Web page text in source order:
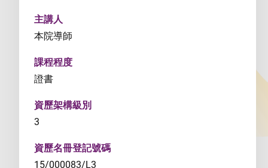
主講人
本院導師
課程程度
證書
資歷架構級別
3
資歷名冊登記號碼
15/000083/L3